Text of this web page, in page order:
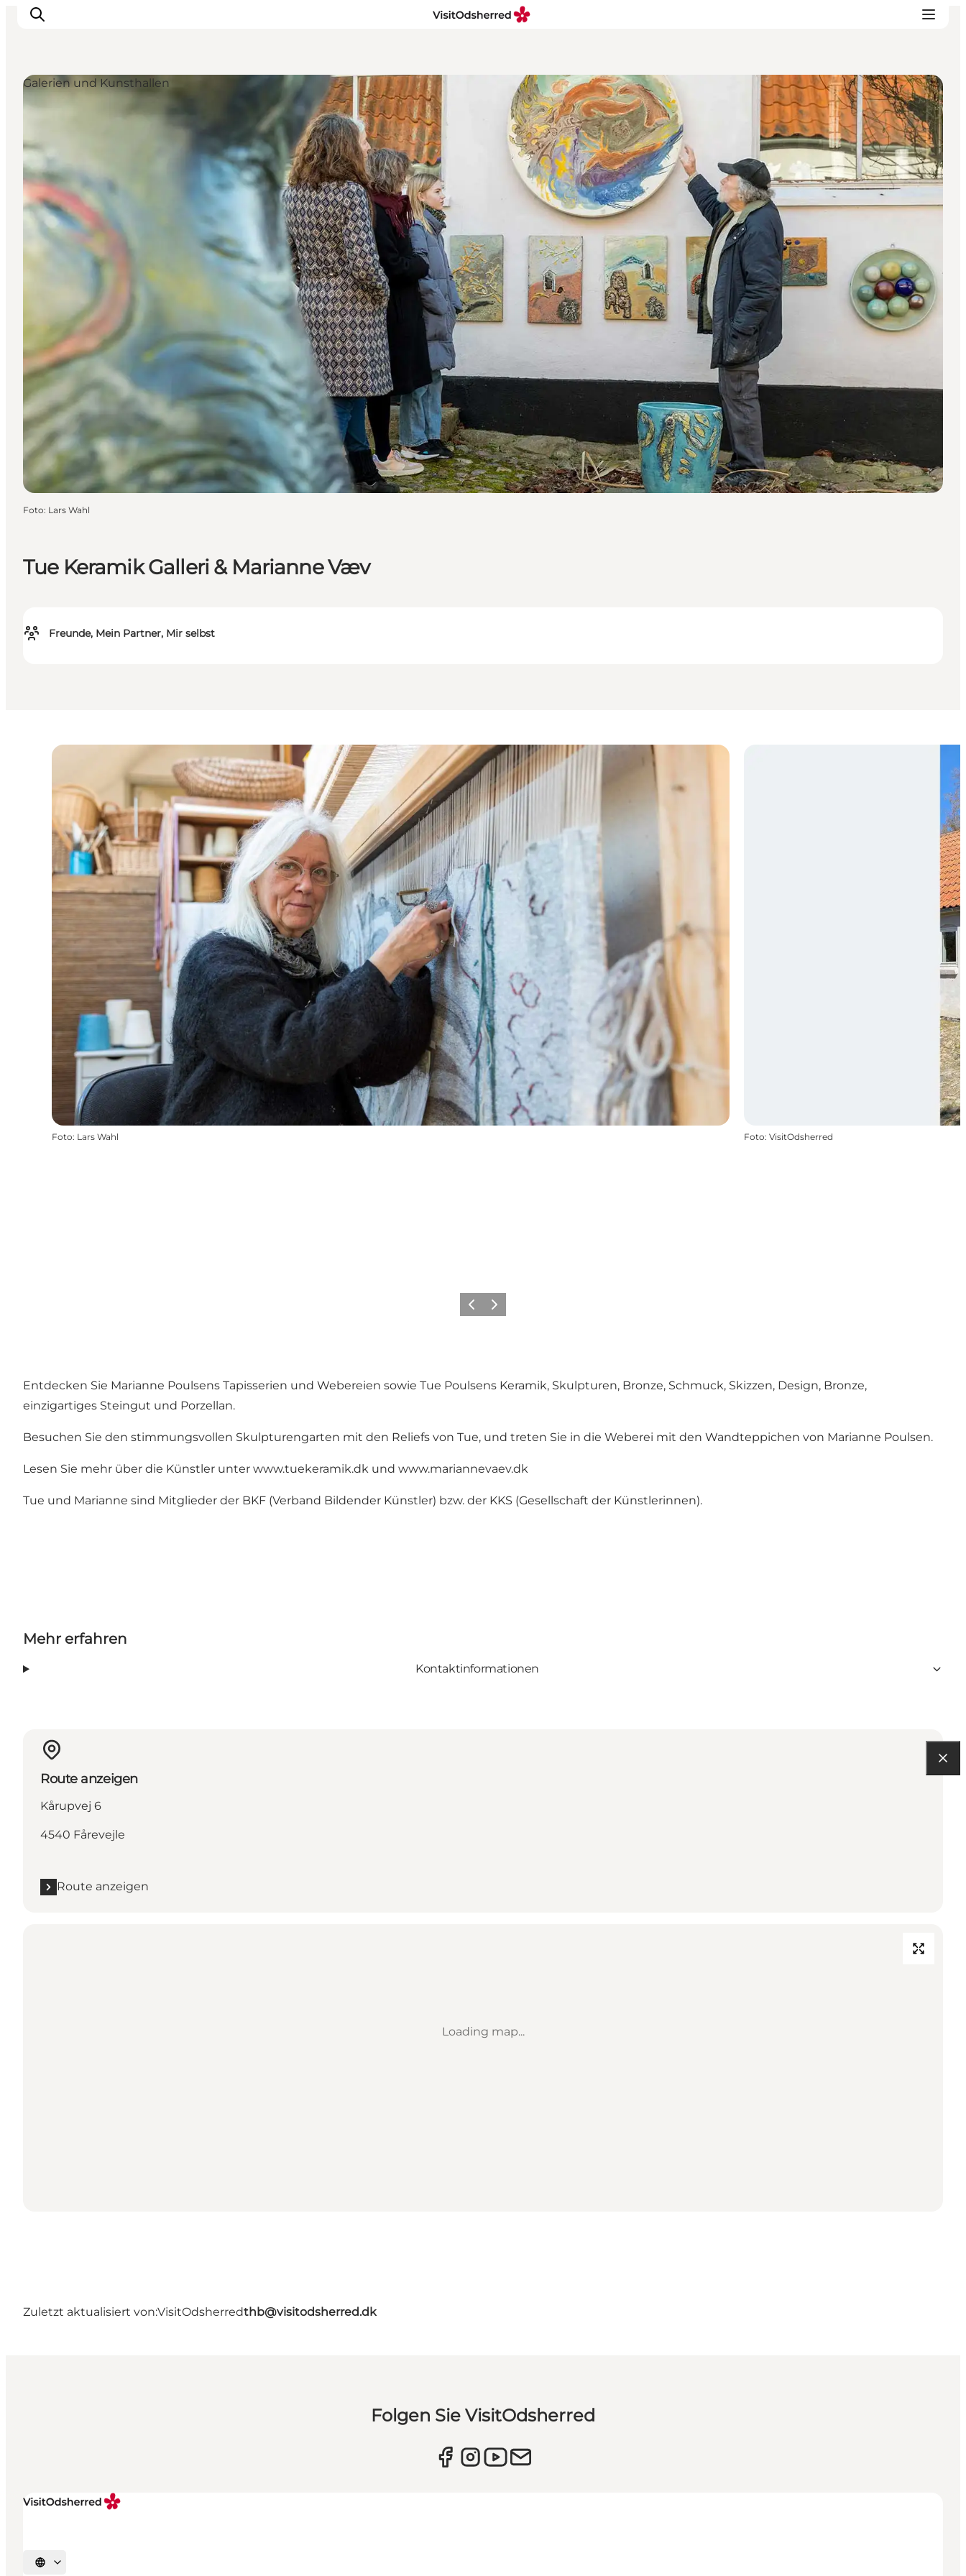
Erlebnisse
Essen
Unterkünfte
Nützliches
Tue Keramik Galleri & Marianne Væv
Freunde, Mein Partner, Mir selbst
Galerien und Kunsthallen
Foto: Lars Wahl
Foto: Lars Wahl Foto: VisitOdsherred
Vorherige Folie
Nächste Folie
Entdecken Sie Marianne Poulsens Tapisserien und Webereien sowie Tue Poulsens Keramik, Skulpturen, Bronze, Schmuck, Skizzen, Design, Bronze,
einzigartiges Steingut und Porzellan.
Besuchen Sie den stimmungsvollen Skulpturengarten mit den Reliefs von Tue, und treten Sie in die Weberei mit den Wandteppichen von Marianne Poulsen.
Lesen Sie mehr über die Künstler unter www.tuekeramik.dk und www.mariannevaev.dk
Tue und Marianne sind Mitglieder der BKF (Verband Bildender Künstler) bzw. der KKS (Gesellschaft der Künstlerinnen).
Mehr erfahren
Kontaktinformationen
Route anzeigen
Kårupvej 6
4540 Fårevejle
Route anzeigen
Loading map...
Zuletzt aktualisiert von:VisitOdsherredthb@visitodsherred.dk
Folgen Sie VisitOdsherred
Sprache auswählen